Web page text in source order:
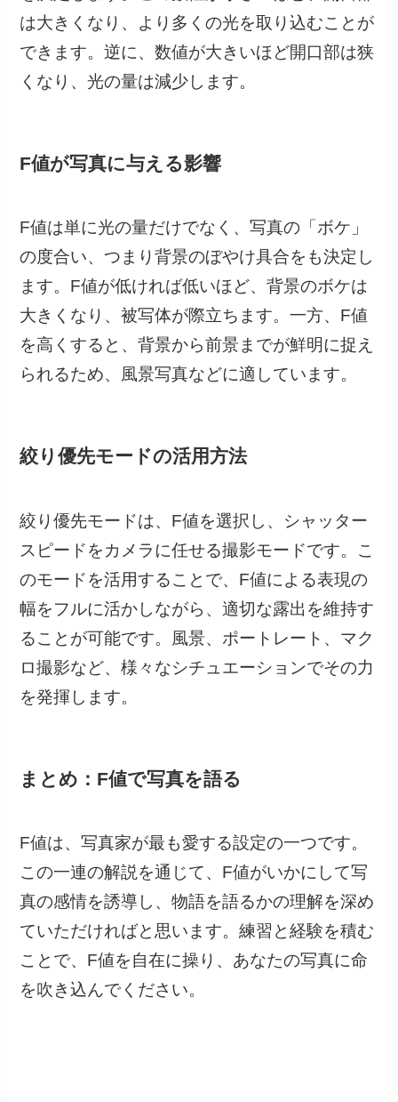
は大きくなり、より多くの光を取り込むことが
できます。逆に、数値が大きいほど開口部は狭
くなり、光の量は減少します。
F値が写真に与える影響
F値は単に光の量だけでなく、写真の「ボケ」
の度合い、つまり背景のぼやけ具合をも決定し
ます。F値が低ければ低いほど、背景のボケは
大きくなり、被写体が際立ちます。一方、F値
を高くすると、背景から前景までが鮮明に捉え
られるため、風景写真などに適しています。
絞り優先モードの活用方法
絞り優先モードは、F値を選択し、シャッター
スピードをカメラに任せる撮影モードです。こ
のモードを活用することで、F値による表現の
幅をフルに活かしながら、適切な露出を維持す
ることが可能です。風景、ポートレート、マク
ロ撮影など、様々なシチュエーションでその力
を発揮します。
まとめ：F値で写真を語る
F値は、写真家が最も愛する設定の一つです。
この一連の解説を通じて、F値がいかにして写
真の感情を誘導し、物語を語るかの理解を深め
ていただければと思います。練習と経験を積む
ことで、F値を自在に操り、あなたの写真に命
を吹き込んでください。